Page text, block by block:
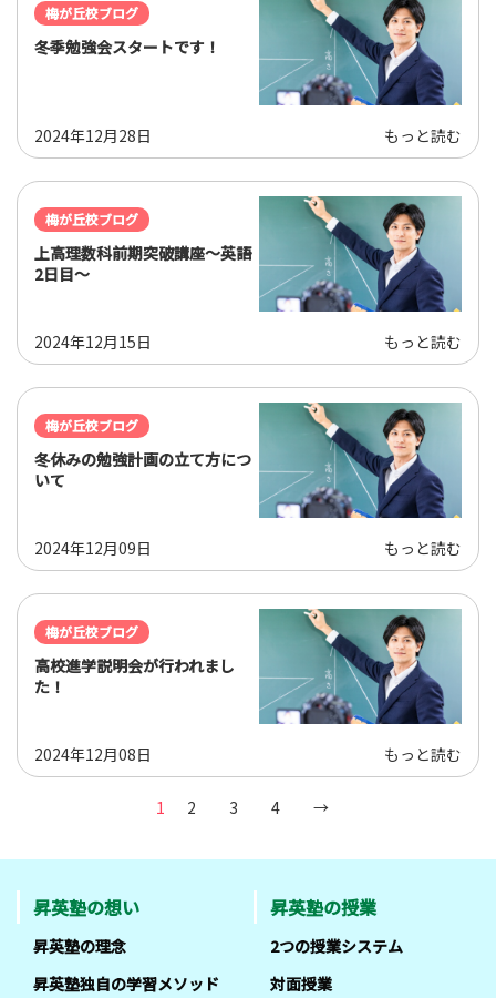
梅が丘校ブログ
冬季勉強会スタートです！
2024年12月28日 もっと読む
梅が丘校ブログ
上高理数科前期突破講座～英語
2日目～
2024年12月15日 もっと読む
梅が丘校ブログ
冬休みの勉強計画の立て方につ
いて
2024年12月09日 もっと読む
梅が丘校ブログ
高校進学説明会が行われまし
た！
2024年12月08日 もっと読む
1 2 3 4 →
昇英塾の想い
昇英塾の理念
昇英塾独自の学習メソッド
昇英塾の授業
2つの授業システム
対面授業